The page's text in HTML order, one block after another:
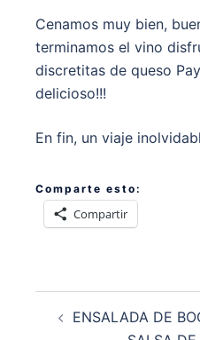
Cenamos muy bien,
terminamos el vino
discretitas de queso
delicioso!!!
En fin, un viaje
Comparte esto:
Compartir
ENSALADA DE